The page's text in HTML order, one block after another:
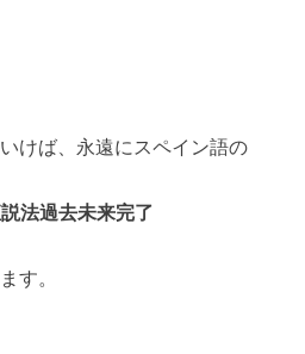
けば、永遠にスペイン語の
法過去未来完了
す。